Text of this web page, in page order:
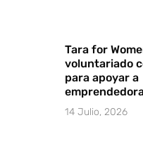
Tara for
voluntariado
para apoyar a
14 Julio, 2026